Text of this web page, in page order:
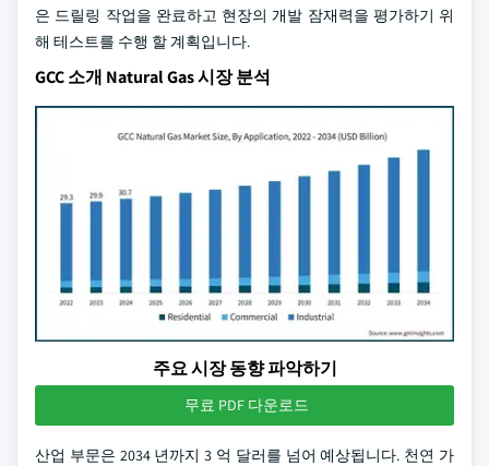
은 드릴링 작업을 완료하고 현장의 개발 잠재력을 평가하기 위
해 테스트를 수행 할 계획입니다.
GCC 소개 Natural Gas 시장 분석
주요 시장 동향 파악하기
무료 PDF 다운로드
산업 부문은 2034 년까지 3 억 달러를 넘어 예상됩니다. 천연 가